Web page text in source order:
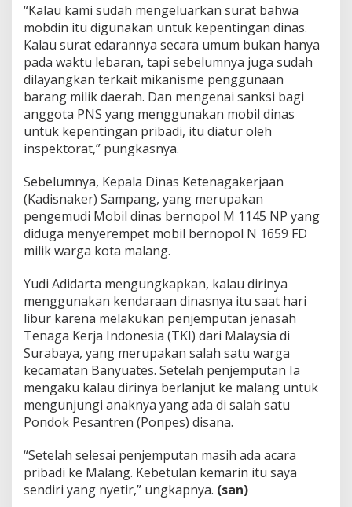
“Kalau kami sudah mengeluarkan surat bahwa
mobdin itu digunakan untuk kepentingan dinas.
Kalau surat edarannya secara umum bukan hanya
pada waktu lebaran, tapi sebelumnya juga sudah
dilayangkan terkait mikanisme penggunaan
barang milik daerah. Dan mengenai sanksi bagi
anggota PNS yang menggunakan mobil dinas
untuk kepentingan pribadi, itu diatur oleh
inspektorat,” pungkasnya.
Sebelumnya, Kepala Dinas Ketenagakerjaan
(Kadisnaker) Sampang, yang merupakan
pengemudi Mobil dinas bernopol M 1145 NP yang
diduga menyerempet mobil bernopol N 1659 FD
milik warga kota malang.
Yudi Adidarta mengungkapkan, kalau dirinya
menggunakan kendaraan dinasnya itu saat hari
libur karena melakukan penjemputan jenasah
Tenaga Kerja Indonesia (TKI) dari Malaysia di
Surabaya, yang merupakan salah satu warga
kecamatan Banyuates. Setelah penjemputan Ia
mengaku kalau dirinya berlanjut ke malang untuk
mengunjungi anaknya yang ada di salah satu
Pondok Pesantren (Ponpes) disana.
“Setelah selesai penjemputan masih ada acara
pribadi ke Malang. Kebetulan kemarin itu saya
sendiri yang nyetir,” ungkapnya. (san)